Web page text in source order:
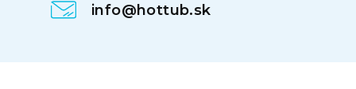
info@hottub.sk